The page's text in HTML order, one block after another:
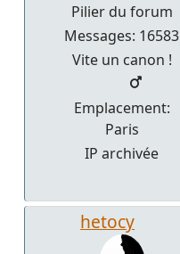
Pilier du forum
Messages: 16583
Vite un canon !
Emplacement:
Paris
IP archivée
hetocy